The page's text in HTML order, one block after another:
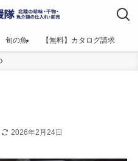
旬の魚 【無料】カタログ請求
2026年2月24日